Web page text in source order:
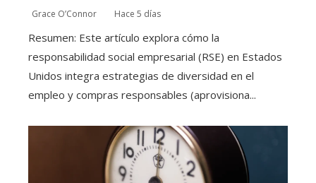
Grace O’Connor Hace 5 días
Resumen: Este artículo explora cómo la
responsabilidad social empresarial (RSE) en Estados
Unidos integra estrategias de diversidad en el
empleo y compras responsables (aprovisiona...